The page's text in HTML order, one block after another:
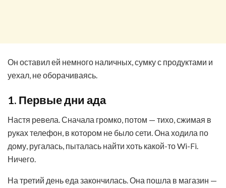
Он оставил ей немного наличных, сумку с продуктами и
уехал, не оборачиваясь.
1. Первые дни ада
Настя ревела. Сначала громко, потом — тихо, сжимая в
руках телефон, в котором не было сети. Она ходила по
дому, ругалась, пыталась найти хоть какой-то Wi-Fi.
Ничего.
На третий день еда закончилась. Она пошла в магазин —